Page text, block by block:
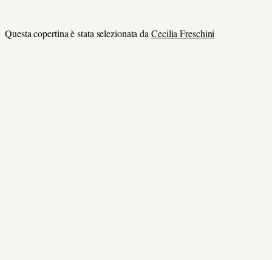
Questa copertina è stata selezionata daCecilia Freschini